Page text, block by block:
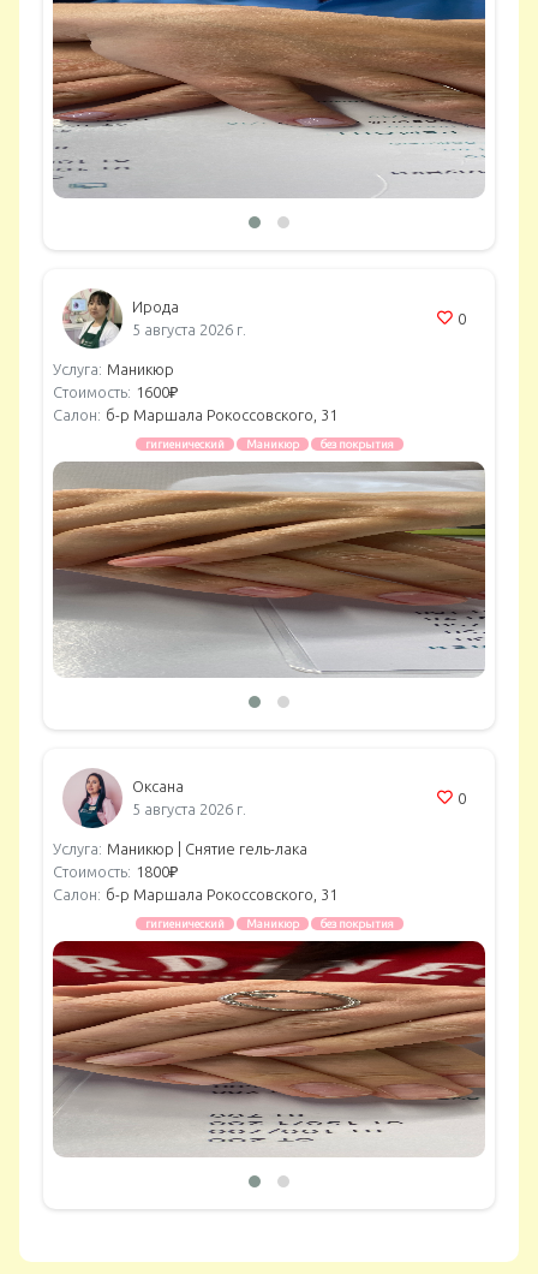
Ирода
5 августа 2026 г.
0
Услуга: Маникюр
Стоимость: 1600₽
Салон: б-р Маршала Рокоссовского, 31
гигиенический Маникюр без покрытия
Оксана
5 августа 2026 г.
0
Услуга: Маникюр | Снятие гель-лака
Стоимость: 1800₽
Салон: б-р Маршала Рокоссовского, 31
гигиенический Маникюр без покрытия